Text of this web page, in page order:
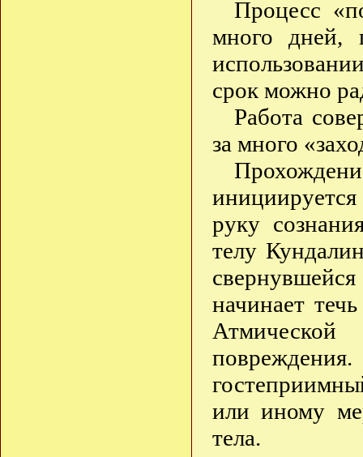
Процесс
много дней,
срок можно
Работа
за много
руку
телу
начинает
или иному
тела.